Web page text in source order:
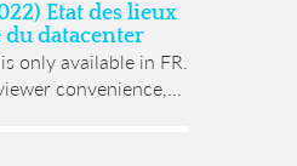
Etat des lieux
datacenter
only available in FR.
convenience,...